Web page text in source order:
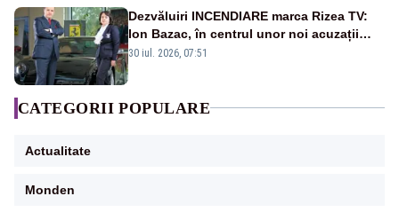
Dezvăluiri INCENDIARE marca Rizea TV:
Ion Bazac, în centrul unor noi acuzații
publice
30 iul. 2026, 07:51
CATEGORII POPULARE
Actualitate
Monden